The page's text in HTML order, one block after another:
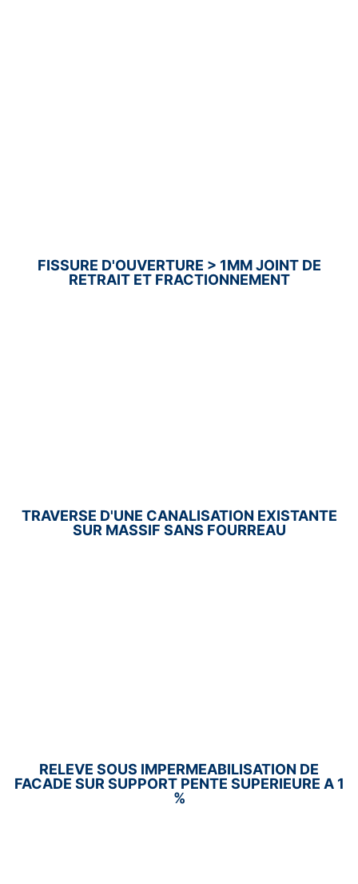
FISSURE D'OUVERTURE > 1MM JOINT DE
RETRAIT ET FRACTIONNEMENT
TRAVERSE D'UNE CANALISATION EXISTANTE
SUR MASSIF SANS FOURREAU
RELEVE SOUS IMPERMEABILISATION DE
FACADE SUR SUPPORT PENTE SUPERIEURE A 1
%